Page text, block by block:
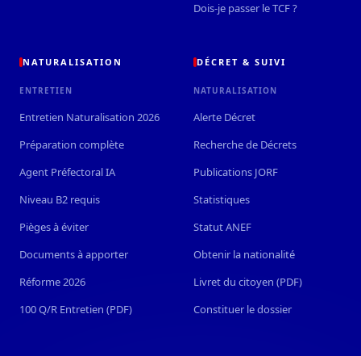
Dois-je passer le TCF ?
NATURALISATION
ENTRETIEN
Entretien Naturalisation 2026
Préparation complète
Agent Préfectoral IA
Niveau B2 requis
Pièges à éviter
Documents à apporter
Réforme 2026
100 Q/R Entretien (PDF)
DÉCRET & SUIVI
NATURALISATION
Alerte Décret
Recherche de Décrets
Publications JORF
Statistiques
Statut ANEF
Obtenir la nationalité
Livret du citoyen (PDF)
Constituer le dossier